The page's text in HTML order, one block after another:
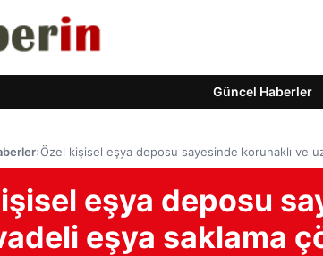
Güncel Haberler
›Özel kişisel eşya deposu sayesinde korunaklı ve
eşya deposu
eşya saklama